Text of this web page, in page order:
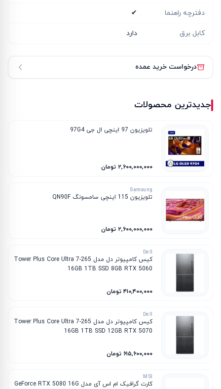
دفترچه راهنما ✔
کابل برق دارد
درخواست خرید عمده
جدیدترین محصولات
تلویزیون 97 اینچی ال جی 97G4
۲٬۶۰۰٬۰۰۰٬۰۰۰ تومان
Samsung
تلویزیون 115 اینچی سامسونگ QN90F
۲٬۶۰۰٬۰۰۰٬۰۰۰ تومان
Dell
کیس کامپیوتر دل مدل Tower Plus Core Ultra 7-265
16GB 1TB SSD 8GB RTX 5060
۴۱۰٬۴۰۰٬۰۰۰ تومان
Dell
کیس کامپیوتر دل مدل Tower Plus Core Ultra 7-265
16GB 1TB SSD 12GB RTX 5070
۶۱۵٬۶۰۰٬۰۰۰ تومان
MSI
کارت گرافیک ام‌ اس‌ آی مدل GeForce RTX 5080 16G